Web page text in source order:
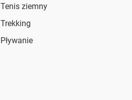
Tenis ziemny
Trekking
Pływanie